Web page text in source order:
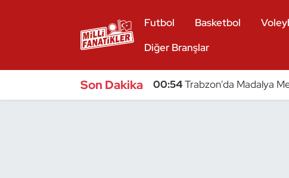
Futbol Basketbol
Diğer Branşlar
Son Dakika 00:54Trabzon'da Madalya